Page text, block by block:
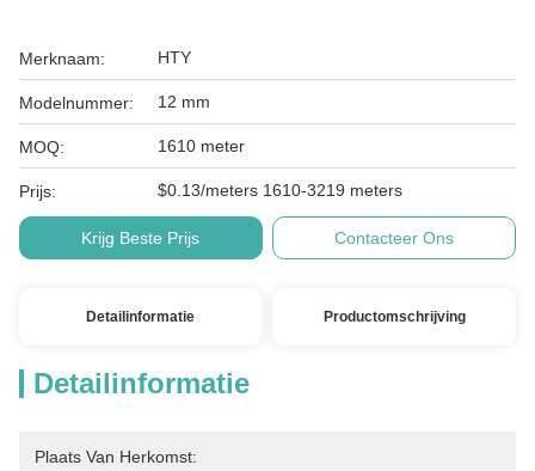
Merknaam: HTY
Modelnummer: 12 mm
MOQ: 1610 meter
Prijs: $0.13/meters 1610-3219 meters
Krijg Beste Prijs Contacteer Ons
Detailinformatie Productomschrijving
Detailinformatie
Plaats Van Herkomst: